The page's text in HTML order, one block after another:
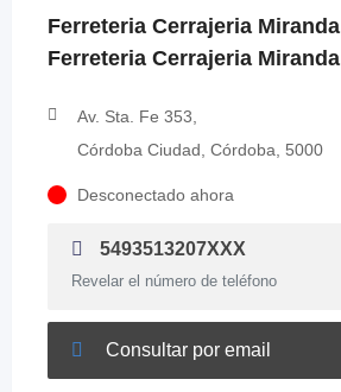
Ferreteria Cerrajeria
Ferreteria Cerrajeria
Av. Sta. Fe 353,
Córdoba Ciudad, Córdoba, 5000
Desconectado ahora
5493513207XXX
Revelar el número de teléfono
Consultar por email